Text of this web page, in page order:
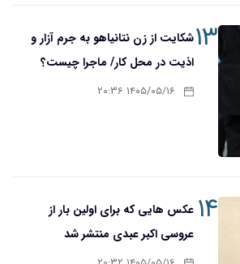
۱۳شکایت از زن نتانیاهو به جرم آزار و
اذیت در محل کار/ ماجرا چیست؟
۱۴۰۵/۰۵/۱۶ ۲۰:۳۶
۱۴ عکس هایی که برای اولین بار از
عروسی اکبر عبدی منتشر شد